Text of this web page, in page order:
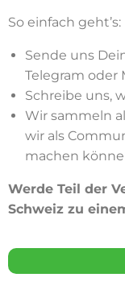
So einfach geht’s:
Sende uns
Telegram oder
Schreibe uns,
Wir sammeln
wir als
machen
Werde Teil der
Schweiz zu